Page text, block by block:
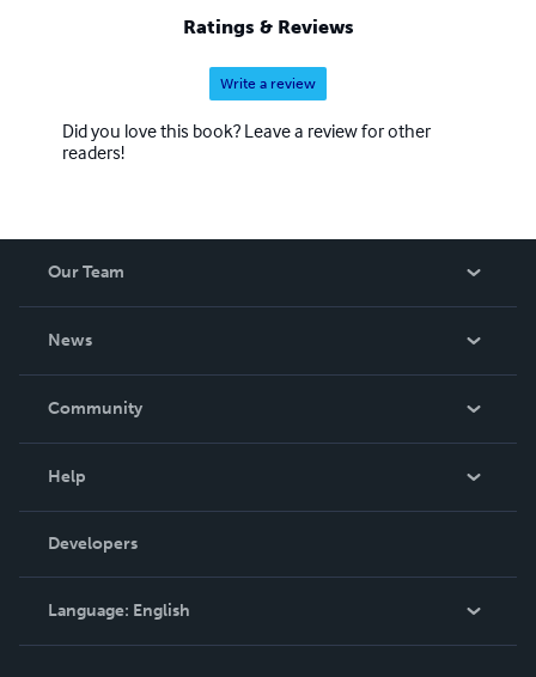
Ratings & Reviews
Write a review
Did you love this book? Leave a review for other
readers!
Our Team
News
In The News
Community
Podcast
Help
Order Lookup
Knowledge Base
Contact Support
Developers
Language: English